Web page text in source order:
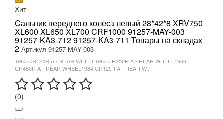
Хит
Cальник переднего колеса левый 28*42*8 XRV750
XL600 XL650 XL700 CRF1000 91257-MAY-003
91257-KA3-712 91257-KA3-711 Товары на складах
2 Артикул 91257-MAY-003
1983 CR125R A - REAR WHEEL1983 CR250R A - REAR WHEEL1983
CR480R A - REAR WHEEL1984 CR125R A - REAR W..
(0)